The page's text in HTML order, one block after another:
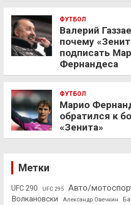
ФУТБОЛ
Валерий
почему
подписать
Фернандеса
ФУТБОЛ
Марио
обратился к
«Зенита»
Метки
UFC 290 UFC 295 Авто/
Волкановски
Александр Овечкин